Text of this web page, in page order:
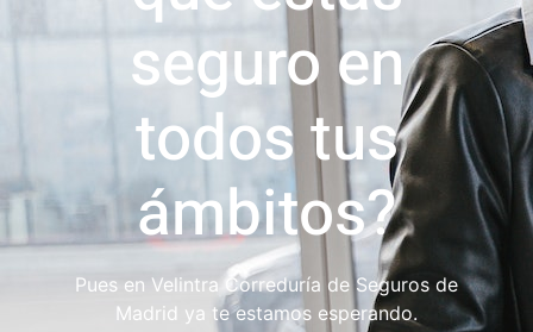
seguro en
todos tus
ámbitos?
Pues en Velintra Correduría de Seguros de
Madrid ya te estamos esperando.